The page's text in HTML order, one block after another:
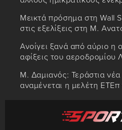
Μεικτά πρόσημα στη Wall
στις εξελίξεις στη Μ.
Ανοίγει ξανά από αύριο η
αφίξεις του αεροδρομίου
Μ. Δαμιανός: Τεράστια
αναμένεται η μελέτη ΕΤΕπ